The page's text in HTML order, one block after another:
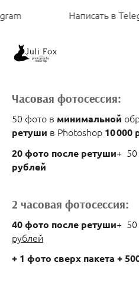
Написать в
Часовая фотосессия:
50 фото в минимальной
ретуши в Photoshop 10 000
20 фото после ретуши+ 50
рублей
2 часовая фотосессия:
40 фото после ретуши+ 50
рублей
+ 1 фото сверх пакета +